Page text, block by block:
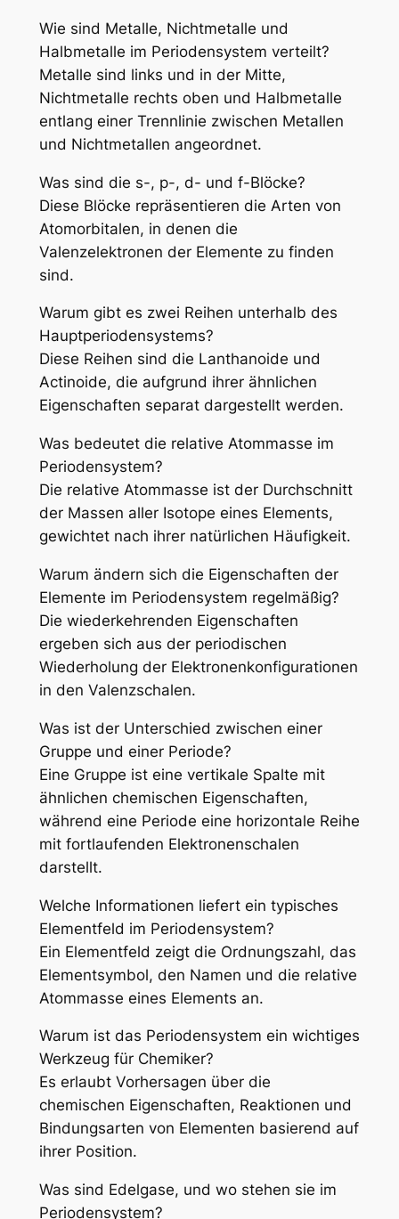
Wie sind Metalle, Nichtmetalle und
Halbmetalle im Periodensystem verteilt?
Metalle sind links und in der Mitte,
Nichtmetalle rechts oben und Halbmetalle
entlang einer Trennlinie zwischen Metallen
und Nichtmetallen angeordnet.
Was sind die s-, p-, d- und f-Blöcke?
Diese Blöcke repräsentieren die Arten von
Atomorbitalen, in denen die
Valenzelektronen der Elemente zu finden
sind.
Warum gibt es zwei Reihen unterhalb des
Hauptperiodensystems?
Diese Reihen sind die Lanthanoide und
Actinoide, die aufgrund ihrer ähnlichen
Eigenschaften separat dargestellt werden.
Was bedeutet die relative Atommasse im
Periodensystem?
Die relative Atommasse ist der Durchschnitt
der Massen aller Isotope eines Elements,
gewichtet nach ihrer natürlichen Häufigkeit.
Warum ändern sich die Eigenschaften der
Elemente im Periodensystem regelmäßig?
Die wiederkehrenden Eigenschaften
ergeben sich aus der periodischen
Wiederholung der Elektronenkonfigurationen
in den Valenzschalen.
Was ist der Unterschied zwischen einer
Gruppe und einer Periode?
Eine Gruppe ist eine vertikale Spalte mit
ähnlichen chemischen Eigenschaften,
während eine Periode eine horizontale Reihe
mit fortlaufenden Elektronenschalen
darstellt.
Welche Informationen liefert ein typisches
Elementfeld im Periodensystem?
Ein Elementfeld zeigt die Ordnungszahl, das
Elementsymbol, den Namen und die relative
Atommasse eines Elements an.
Warum ist das Periodensystem ein wichtiges
Werkzeug für Chemiker?
Es erlaubt Vorhersagen über die
chemischen Eigenschaften, Reaktionen und
Bindungsarten von Elementen basierend auf
ihrer Position.
Was sind Edelgase, und wo stehen sie im
Periodensystem?